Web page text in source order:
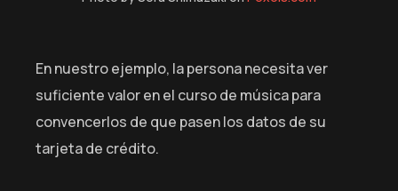
En nuestro ejemplo, la persona necesita ver
suficiente valor en el curso de música para
convencerlos de que pasen los datos de su
tarjeta de crédito.